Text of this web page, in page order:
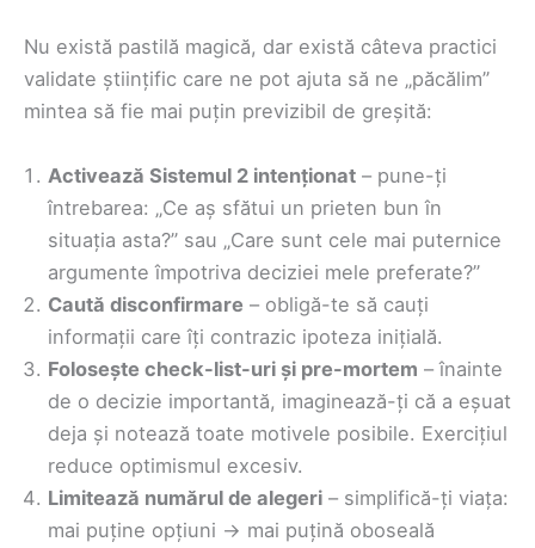
Nu există pastilă magică, dar există câteva practici
validate științific care ne pot ajuta să ne „păcălim”
mintea să fie mai puțin previzibil de greșită:
Activează Sistemul 2 intenționat – pune-ți
întrebarea: „Ce aș sfătui un prieten bun în
situația asta?” sau „Care sunt cele mai puternice
argumente împotriva deciziei mele preferate?”
Caută disconfirmare – obligă-te să cauți
informații care îți contrazic ipoteza inițială.
Folosește check-list-uri și pre-mortem – înainte
de o decizie importantă, imaginează-ți că a eșuat
deja și notează toate motivele posibile. Exercițiul
reduce optimismul excesiv.
Limitează numărul de alegeri – simplifică-ți viața:
mai puține opțiuni → mai puțină oboseală